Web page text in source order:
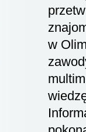
w